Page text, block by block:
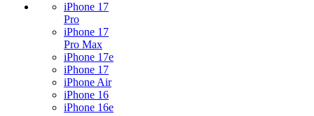
iPhone 17
Pro
iPhone 17
Pro Max
iPhone 17e
iPhone 17
iPhone Air
iPhone 16
iPhone 16e